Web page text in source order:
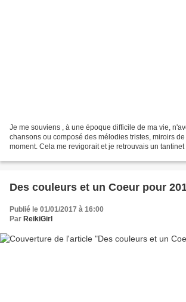
Je me souviens , à une époque difficile de ma vie,
chansons ou composé des mélodies tristes, miroirs
moment. Cela me revigorait et je retrouvais un
Des couleurs et un Coeur pour
Publié le 01/01/2017 à 16:00
Par ReikiGirl